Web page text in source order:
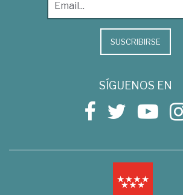
SUSCRIBIRSE
SÍGUENOS EN